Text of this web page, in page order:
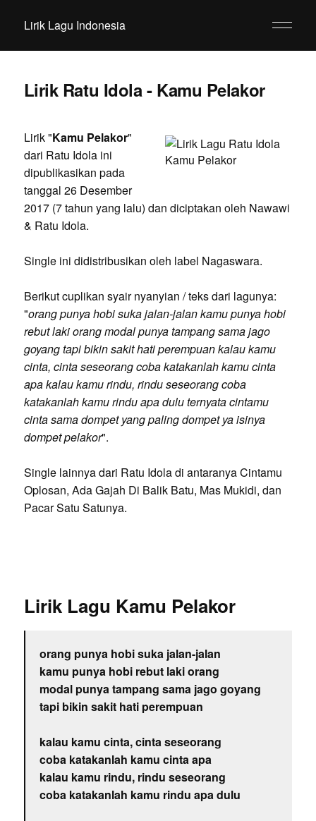
Lirik Lagu Indonesia
Lirik Ratu Idola - Kamu Pelakor
Lirik "Kamu Pelakor"
dari Ratu Idola ini
dipublikasikan pada
tanggal 26 Desember
2017 (7 tahun yang lalu) dan diciptakan oleh Nawawi
& Ratu Idola.
Single ini didistribusikan oleh label Nagaswara.
Berikut cuplikan syair nyanyian / teks dari lagunya:
"orang punya hobi suka jalan-jalan kamu punya hobi
rebut laki orang modal punya tampang sama jago
goyang tapi bikin sakit hati perempuan kalau kamu
cinta, cinta seseorang coba katakanlah kamu cinta
apa kalau kamu rindu, rindu seseorang coba
katakanlah kamu rindu apa dulu ternyata cintamu
cinta sama dompet yang paling dompet ya isinya
dompet pelakor".
Single lainnya dari Ratu Idola di antaranya Cintamu
Oplosan, Ada Gajah Di Balik Batu, Mas Mukidi, dan
Pacar Satu Satunya.
Lirik Lagu Kamu Pelakor
orang punya hobi suka jalan-jalan
kamu punya hobi rebut laki orang
modal punya tampang sama jago goyang
tapi bikin sakit hati perempuan
kalau kamu cinta, cinta seseorang
coba katakanlah kamu cinta apa
kalau kamu rindu, rindu seseorang
coba katakanlah kamu rindu apa dulu